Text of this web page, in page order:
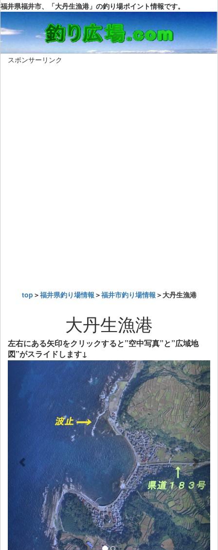
福井県福井市、「大丹生漁港」の釣り場ポイント情報です。
スポンサーリンク
top ＞福井県釣り場情報 ＞福井市釣り場情報 ＞大丹生漁港
大丹生漁港
左右にある矢印をクリックすると”空中写真”と”広域地
図”がスライドします↓
Next